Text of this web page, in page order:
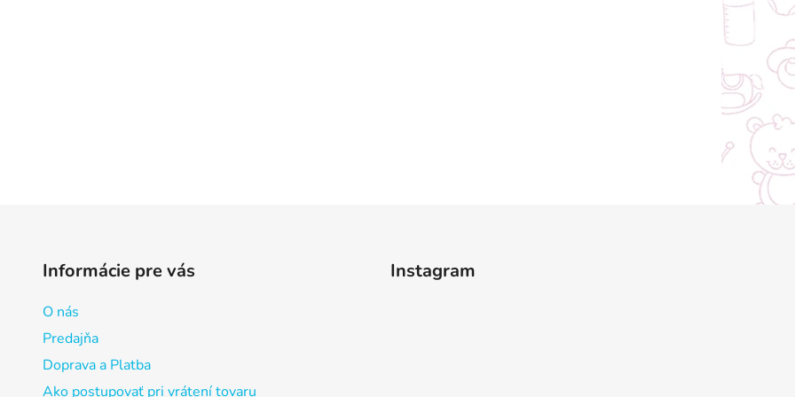
Informácie pre vás
O nás
Predajňa
Doprava a Platba
Ako postupovať pri vrátení tovaru
Instagram